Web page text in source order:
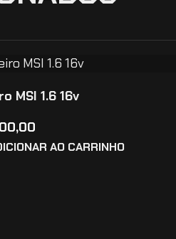
MSI 1.6 16v
AO CARRINHO